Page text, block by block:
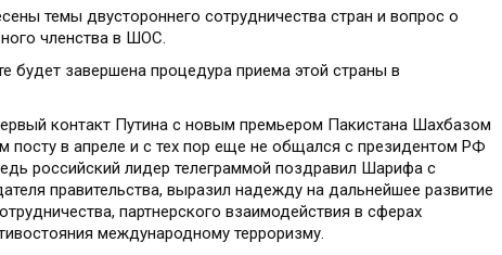
темы двустороннего сотрудничества стран и вопрос о
членства в ШОС.
будет завершена процедура приема этой страны в
контакт Путина с новым премьером Пакистана Шахбазом
посту в апреле и с тех пор еще не общался с президентом РФ
российский лидер телеграммой поздравил Шарифа с
правительства, выразил надежду на дальнейшее развитие
партнерского взаимодействия в сферах
международному терроризму.